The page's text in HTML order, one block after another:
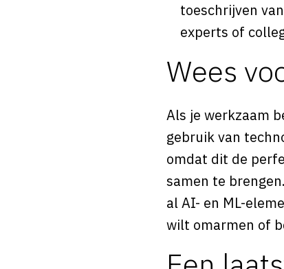
toeschrijven
experts of
Wees
Als je werkzaam
gebruik van
omdat dit de
samen te
al AI- en ML-
wilt omarmen of